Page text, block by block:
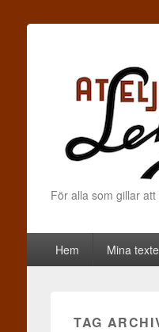
För alla som gillar
Primary menu
Skip to primary
Skip to secondary
Hem Mina
TAG